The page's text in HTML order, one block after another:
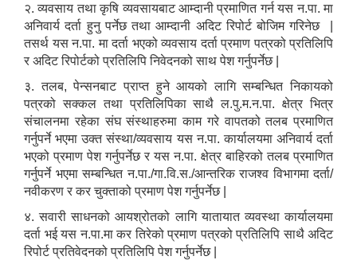
२. व्यवसाय तथा कृषि व्यवसायबाट आम्दानी प्रमाणित गर्न यस न.पा. मा
अनिवार्य दर्ता हुनु पर्नेछ तथा आम्दानी अदिट रिपोर्ट बोजिम गरिनेछ |
तसर्थ यस न.पा. मा दर्ता भएको व्यवसाय दर्ता प्रमाण पत्रको प्रतिलिपि
र अदिट रिपोर्टको प्रतिलिपि निवेदनको साथ पेश गर्नुपर्नेछ |
३. तलब, पेन्सनबाट प्राप्त हुने आयको लागि सम्बन्धित निकायको
पत्रको सक्कल तथा प्रतिलिपिका साथै ल.पु.म.न.पा. क्षेत्र भित्र
संचालनमा रहेका संघ संस्थाहरुमा काम गरे वापतको तलब प्रमाणित
गर्नुपर्ने भएमा उक्त संस्था/व्यवसाय यस न.पा. कार्यालयमा अनिवार्य दर्ता
भएको प्रमाण पेश गर्नुपर्नेछ र यस न.पा. क्षेत्र बाहिरको तलब प्रमाणित
गर्नुपर्ने भएमा सम्बन्धित न.पा./गा.वि.स./आन्तरिक राजश्व विभागमा दर्ता/
नवीकरण र कर चुक्ताको प्रमाण पेश गर्नुपर्नेछ |
४. सवारी साधनको आयश्रोतको लागि यातायात व्यवस्था कार्यालयमा
दर्ता भई यस न.पा.मा कर तिरेको प्रमाण पत्रको प्रतिलिपि साथै अदिट
रिपोर्ट प्रतिवेदनको प्रतिलिपि पेश गर्नुपर्नेछ |